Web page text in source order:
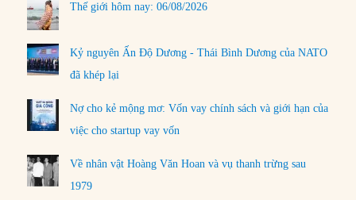
Thế giới hôm nay: 06/08/2026
Kỷ nguyên Ấn Độ Dương - Thái Bình Dương của NATO
đã khép lại
Nợ cho kẻ mộng mơ: Vốn vay chính sách và giới hạn của
việc cho startup vay vốn
Về nhân vật Hoàng Văn Hoan và vụ thanh trừng sau
1979